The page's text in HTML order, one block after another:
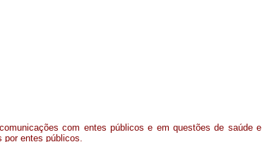
com entes públicos e em questões de saúde e
por entes públicos.